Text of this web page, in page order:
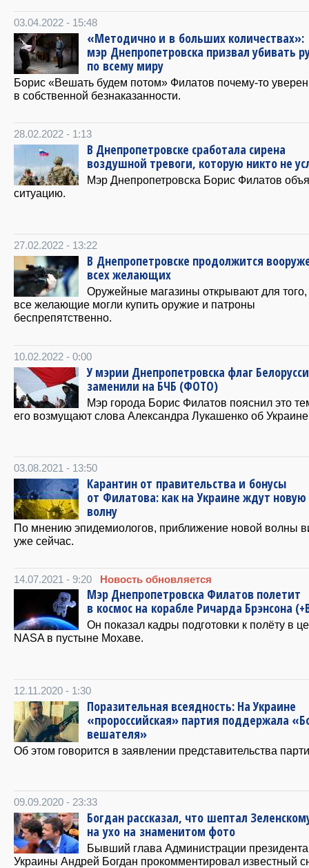
03.04.2022 - 15:48
«Методично и в больших количествах»:
мэр Днепропетровска призвал убивать
по всему миру
Борис «Вешать будем потом» Филатов почему-то уверен
в собственной безнаказанности.
28.02.2022 - 1:13
В Днепропетровске сработала сирена
воздушной тревоги, которую никто не
Мэр Днепропетровска Борис Филатов
ситуацию.
27.02.2022 - 13:22
В Днепропетровске продолжится
всех желающих
Оружейные магазины открывают для
все желающие могли купить оружие и патроны
беспрепятственно.
10.02.2022 - 0:00
У мэрии Днепропетровска флаг
заменили на БЧБ (ФОТО)
Мэр города Борис Филатов пояснил это
его возмущают слова Александра Лукашенко об
03.08.2021 - 13:50
Карантин от правительства и бонусы
от Филатова: как на Украине ждут новую
волну
По мнению эпидемиологов, приближение новой волны
уже сейчас.
14.07.2021 - 9:20 Новость обновляется
Мэр Днепропетровска Филатов полетит
в космос на корабле Ричарда Брэнсона
Он показал кадры подготовки к полёту в
NASA в пустыне Мохаве.
12.11.2020 - 1:30
Поразительная всеядность: На Украине
«пророссийская» партия поддержала
вешателя»
Об этом говорится в заявлении представительства
09.09.2020 - 23:33
Богдан рассказал, что шептал
на ухо на знаменитом фото
Бывший глава Администрации президента
Украины Андрей Богдан прокомментировал известный